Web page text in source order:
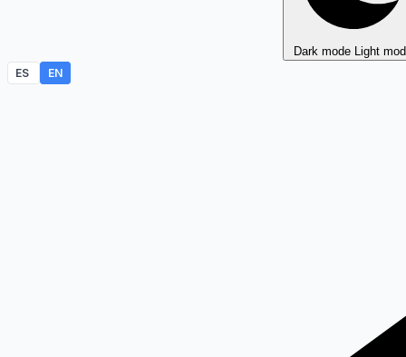
Dark mode Light
ES
EN